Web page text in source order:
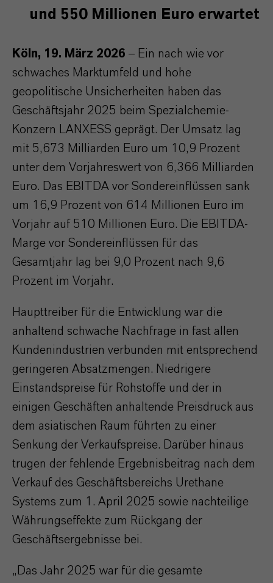
und 550 Millionen Euro erwartet
Köln, 19. März 2026 – Ein nach wie vor
schwaches Marktumfeld und hohe
geopolitische Unsicherheiten haben das
Geschäftsjahr 2025 beim Spezialchemie-
Konzern LANXESS geprägt. Der Umsatz lag
mit 5,673 Milliarden Euro um 10,9 Prozent
unter dem Vorjahreswert von 6,366 Milliarden
Euro. Das EBITDA vor Sondereinflüssen sank
um 16,9 Prozent von 614 Millionen Euro im
Vorjahr auf 510 Millionen Euro. Die EBITDA-
Marge vor Sondereinflüssen für das
Gesamtjahr lag bei 9,0 Prozent nach 9,6
Prozent im Vorjahr.
Haupttreiber für die Entwicklung war die
anhaltend schwache Nachfrage in fast allen
Kundenindustrien verbunden mit entsprechend
geringeren Absatzmengen. Niedrigere
Einstandspreise für Rohstoffe und der in
einigen Geschäften anhaltende Preisdruck aus
dem asiatischen Raum führten zu einer
Senkung der Verkaufspreise. Darüber hinaus
trugen der fehlende Ergebnisbeitrag nach dem
Verkauf des Geschäftsbereichs Urethane
Systems zum 1. April 2025 sowie nachteilige
Währungseffekte zum Rückgang der
Geschäftsergebnisse bei.
„Das Jahr 2025 war für die gesamte